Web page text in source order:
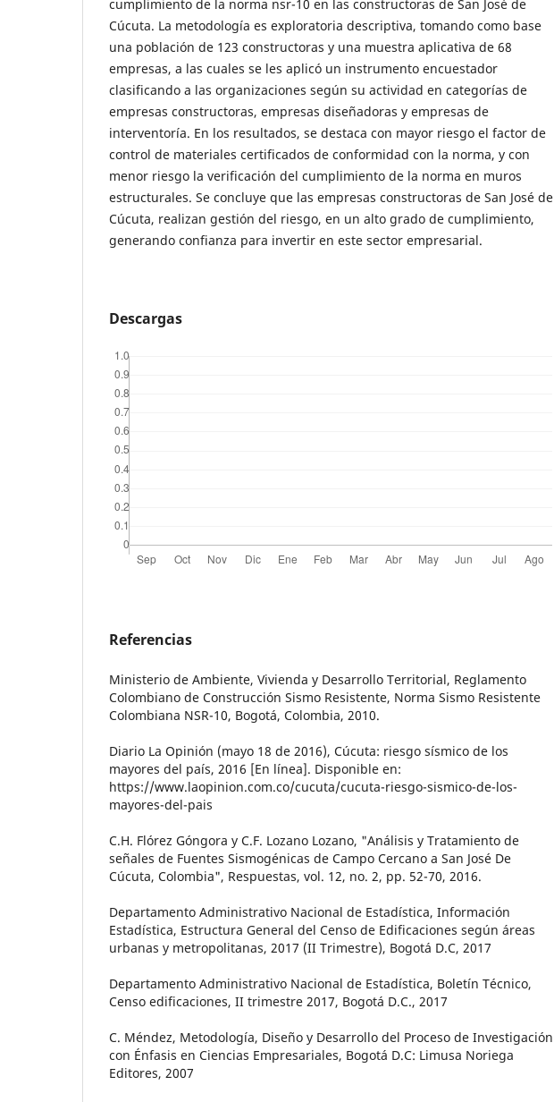
cumplimiento de la norma nsr-10 en las constructoras de San José de
Cúcuta. La metodología es exploratoria descriptiva, tomando como base
una población de 123 constructoras y una muestra aplicativa de 68
empresas, a las cuales se les aplicó un instrumento encuestador
clasificando a las organizaciones según su actividad en categorías de
empresas constructoras, empresas diseñadoras y empresas de
interventoría. En los resultados, se destaca con mayor riesgo el factor de
control de materiales certificados de conformidad con la norma, y con
menor riesgo la verificación del cumplimiento de la norma en muros
estructurales. Se concluye que las empresas constructoras de San José de
Cúcuta, realizan gestión del riesgo, en un alto grado de cumplimiento,
generando confianza para invertir en este sector empresarial.
Descargas
Referencias
Ministerio de Ambiente, Vivienda y Desarrollo Territorial, Reglamento
Colombiano de Construcción Sismo Resistente, Norma Sismo Resistente
Colombiana NSR-10, Bogotá, Colombia, 2010.
Diario La Opinión (mayo 18 de 2016), Cúcuta: riesgo sísmico de los
mayores del país, 2016 [En línea]. Disponible en:
https://www.laopinion.com.co/cucuta/cucuta-riesgo-sismico-de-los-
mayores-del-pais
C.H. Flórez Góngora y C.F. Lozano Lozano, "Análisis y Tratamiento de
señales de Fuentes Sismogénicas de Campo Cercano a San José De
Cúcuta, Colombia", Respuestas, vol. 12, no. 2, pp. 52-70, 2016.
Departamento Administrativo Nacional de Estadística, Información
Estadística, Estructura General del Censo de Edificaciones según áreas
urbanas y metropolitanas, 2017 (II Trimestre), Bogotá D.C, 2017
Departamento Administrativo Nacional de Estadística, Boletín Técnico,
Censo edificaciones, II trimestre 2017, Bogotá D.C., 2017
C. Méndez, Metodología, Diseño y Desarrollo del Proceso de Investigación
con Énfasis en Ciencias Empresariales, Bogotá D.C: Limusa Noriega
Editores, 2007